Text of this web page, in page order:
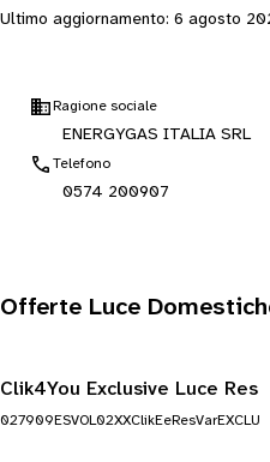
Ultimo aggiornamento: 6 agosto
Ragione sociale
ENERGYGAS ITALIA SRL
Telefono
0574 200907
Offerte Luce
Clik4You Exclusive Luce Res
027909ESVOL02XXClikEeResVarEXCLU